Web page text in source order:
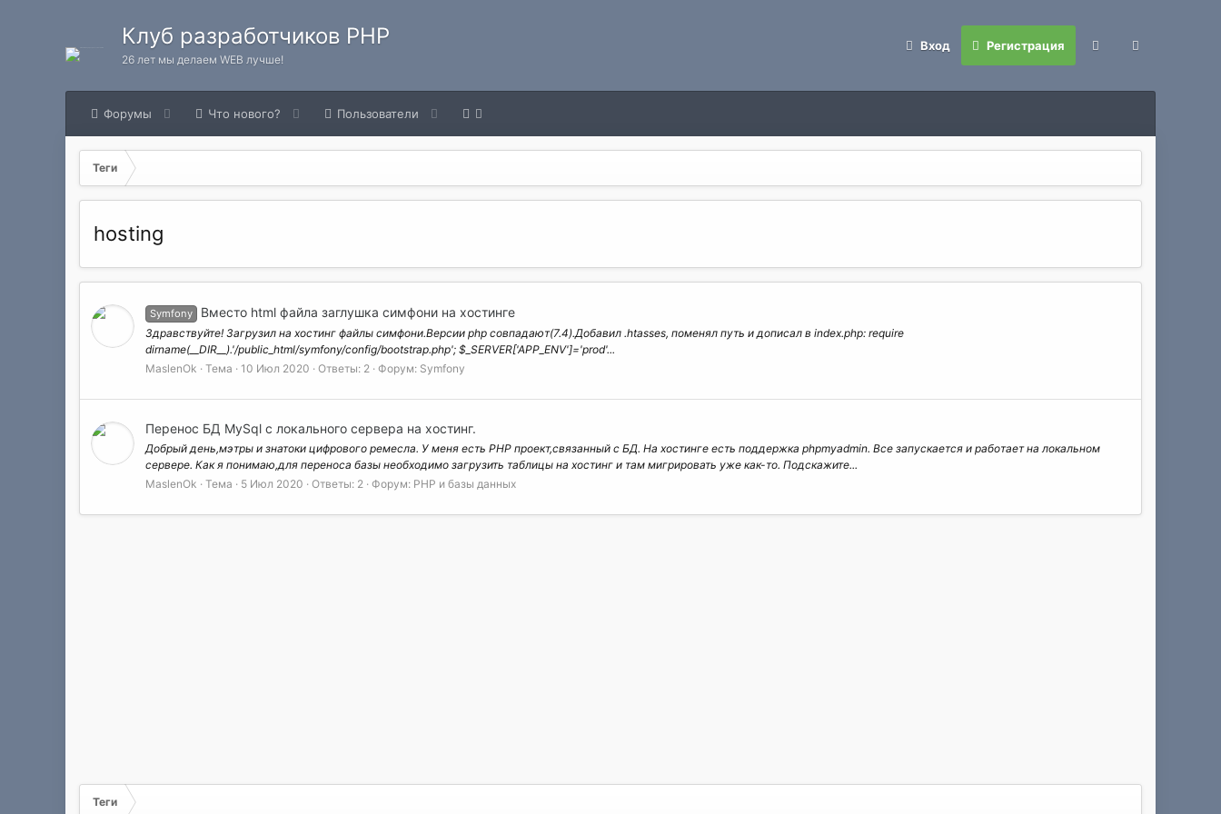
Клуб разработчиков PHP
26 лет мы делаем WEB лучше!
Вход Регистрация
Форумы Что нового? Пользователи
Теги
hosting
Symfony Вместо html файла заглушка симфони на хостинге
Здравствуйте! Загрузил на хостинг файлы симфони.Версии php совпадают(7.4).Добавил .htasses, поменял путь и дописал в index.php: require
dirname(__DIR__).'/public_html/symfony/config/bootstrap.php'; $_SERVER['APP_ENV']='prod'...
MaslenOk
Тема 10 Июл 2020 Ответы: 2 Форум: Symfony
Перенос БД MySql c локального сервера на хостинг.
Добрый день,мэтры и знатоки цифрового ремесла. У меня есть PHP проект,связанный с БД. На хостинге есть поддержка phpmyadmin. Все запускается и работает на локальном
сервере. Как я понимаю,для переноса базы необходимо загрузить таблицы на хостинг и там мигрировать уже как-то. Подскажите...
MaslenOk
Тема 5 Июл 2020 Ответы: 2 Форум: PHP и базы данных
Теги